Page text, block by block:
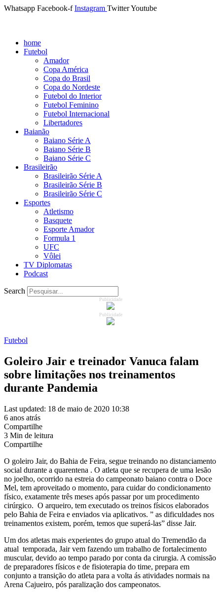
Whatsapp Facebook-f Instagram TwitterYoutube
home
Futebol
Amador
Copa América
Copa do Brasil
Copa do Nordeste
Futebol do Interior
Futebol Feminino
Futebol Internacional
Libertadores
Baianão
Baiano Série A
Baiano Série B
Baiano Série C
Brasileirão
Brasileirão Série A
Brasileirão Série B
Brasileirão Série C
Esportes
Atletismo
Basquete
Esporte Amador
Formula 1
UFC
Vôlei
TV Diplomatas
Podcast
Search
Publicidade
Publicidade
Futebol
Goleiro Jair e treinador Vanuca falam
sobre limitações nos treinamentos
durante Pandemia
Last updated: 18 de maio de 2020 10:38
6 anos atrás
Compartilhe
3 Min de leitura
Compartilhe
O goleiro Jair, do Bahia de Feira, segue treinando no distanciamento
social durante a quarentena . O atleta que se recupera de uma lesão
no joelho, ocorrido na estreia do campeonato baiano contra o Doce
Mel, tem aproveitado o momento, para cuidar do condicionamento
físico, exatamente três meses após passar por um procedimento
cirúrgico. O arqueiro, tem executado os treinos físicos elaborados
pelo Bahia de Feira e enviados via aplicativos. ” as dificuldades nos
treinamentos existem, porém, temos que superá-las” disse Jair.
Um dos atletas mais experientes do grupo atual do Tremendão da
atual temporada, Jair vem fazendo um trabalho de fortalecimento
muscular, devido ao tempo parado por conta da cirurgia. A comissão
de preparadores físicos e de fisioterapia do time, prepara em
conjunto a transição do atleta para a volta ás atividades normais na
Arena Cajueiro, pós paralização dos campeonatos.